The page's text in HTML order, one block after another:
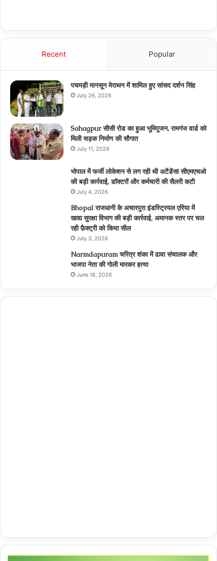
Recent Popular
पचमड़ी मानसून मेराथन में शामिल हुए सांसद दर्शन सिंह
July 26, 2026
Sohagpur सीसी रोड का हुआ भूमिपूजन, रामगंज वार्ड को
मिली सड़क निर्माण की सौगात
July 11, 2026
भोपाल में फर्जी लोकेशन से लग रही थी अटेंडेंस! सीएमएचओ
की बड़ी कार्रवाई, डॉक्टरों और कर्मचारी की सैलरी कटी
July 4, 2026
Bhopal राजधानी के अचारपुरा इंडस्ट्रियल एरिया में
खाद्य सुरक्षा विभाग की बड़ी कार्रवाई, अमानक स्तर पर चल
रही फ़ैक्ट्री को किया सील
July 3, 2026
Narmdapuram चरित्र शंका में ढावा संचालक और
भाजपा नेता की गोली मारकर हत्या
June 18, 2026